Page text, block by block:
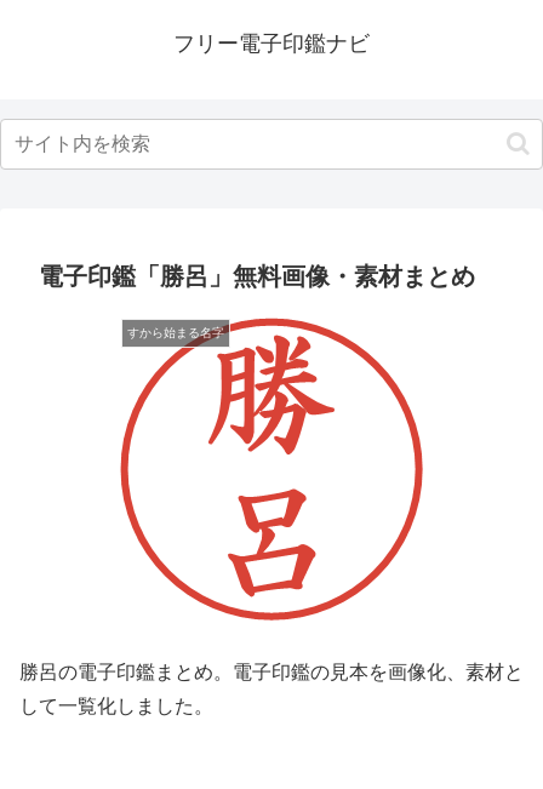
フリー電子印鑑ナビ
電子印鑑「勝呂」無料画像・素材まとめ
すから始まる名字
勝呂の電子印鑑まとめ。電子印鑑の見本を画像化、素材と
して一覧化しました。